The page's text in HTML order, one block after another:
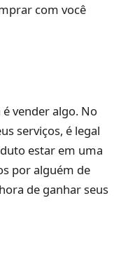
com você
vender algo. No
serviços, é legal
estar em uma
por alguém de
de ganhar seus